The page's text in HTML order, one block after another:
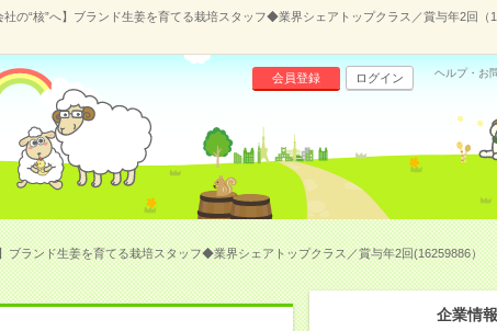
社の“核”へ】ブランド生姜を育てる栽培スタッフ◆業界シェアトップクラス／賞与年2回（
会員登録 ログイン ヘルプ・お
ブランド生姜を育てる栽培スタッフ◆業界シェアトップクラス／賞与年2回(16259886）
企業情報